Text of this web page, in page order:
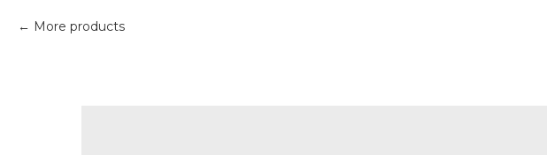
More products